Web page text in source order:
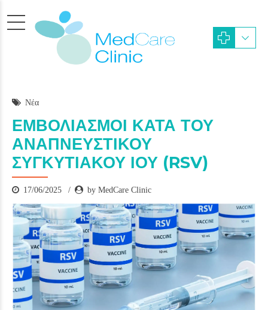
Νέα
ΕΜΒΟΛΙΑΣΜΟΙ ΚΑΤΑ ΤΟΥ
ΑΝΑΠΝΕΥΣΤΙΚΟΥ
ΣΥΓΚΥΤΙΑΚΟΥ ΙΟΥ (RSV)
17/06/2025 by MedCare Clinic